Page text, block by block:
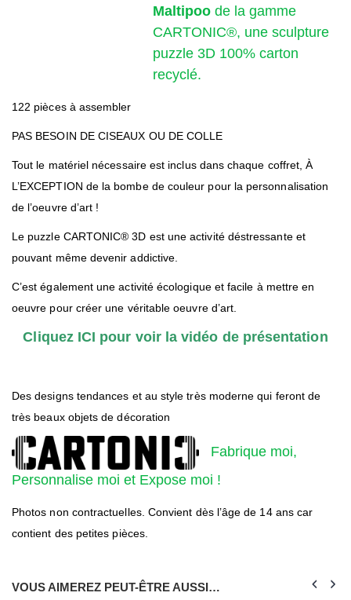
Maltipoo de la gamme
CARTONIC®, une sculpture
puzzle 3D 100% carton
recyclé.
122 pièces à assembler
PAS BESOIN DE CISEAUX OU DE COLLE
Tout le matériel nécessaire est inclus dans chaque coffret, À
L’EXCEPTION de la bombe de couleur pour la personnalisation
de l’oeuvre d’art !
Le puzzle CARTONIC® 3D est une activité déstressante et
pouvant même devenir addictive.
C’est également une activité écologique et facile à mettre en
oeuvre pour créer une véritable oeuvre d’art.
Cliquez ICI pour voir la vidéo de présentation
Des designs tendances et au style très moderne qui feront de
très beaux objets de décoration
Fabrique moi,
Personnalise moi et Expose moi !
Photos non contractuelles. Convient dès l’âge de 14 ans car
contient des petites pièces.
VOUS AIMEREZ PEUT-ÊTRE AUSSI…